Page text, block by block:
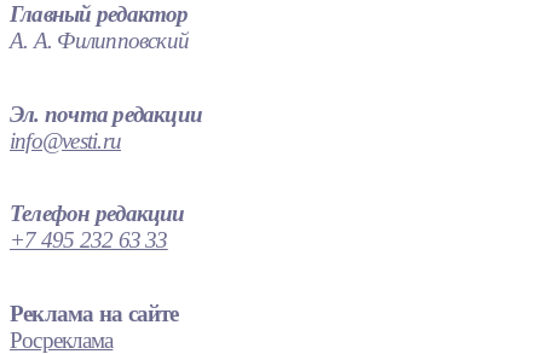
Главный редактор
А. А. Филипповский
Эл. почта редакции
info@vesti.ru
Телефон редакции
+7 495 232 63 33
Реклама на сайте
Росреклама